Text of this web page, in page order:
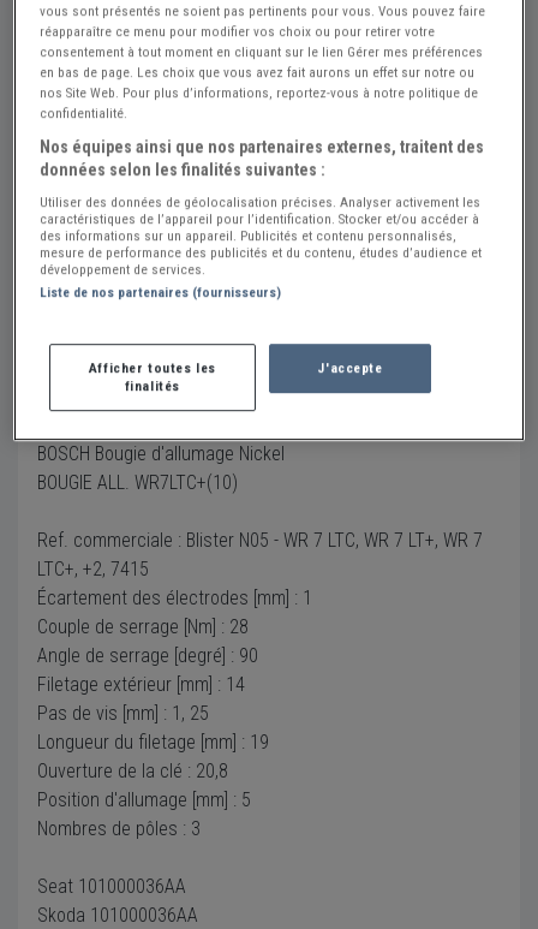
Créer une alerte Pièces VOLKSWAGEN ...
Vendeur Particulier
Eure (27) - AVIRON (27930) Voir sur la carte
Voir le téléphone
Envoyer un email
Description
BOUGIE BOSCH 0 242 235 664 WR7LTC+
BOSCH Bougie d'allumage Nickel
BOUGIE ALL. WR7LTC+(10)
Ref. commerciale : Blister N05 - WR 7 LTC, WR 7 LT+, WR 7
LTC+, +2, 7415
Écartement des électrodes [mm] : 1
Couple de serrage [Nm] : 28
Angle de serrage [degré] : 90
Filetage extérieur [mm] : 14
Pas de vis [mm] : 1, 25
Longueur du filetage [mm] : 19
Ouverture de la clé : 20,8
Position d'allumage [mm] : 5
Nombres de pôles : 3
Seat 101000036AA
Skoda 101000036AA
vous sont présentés ne soient pas pertinents pour vous. Vous pouvez faire
réapparaître ce menu pour modifier vos choix ou pour retirer votre
consentement à tout moment en cliquant sur le lien Gérer mes préférences
en bas de page. Les choix que vous avez fait aurons un effet sur notre ou
nos Site Web. Pour plus d’informations, reportez-vous à notre politique de
confidentialité.
Nos équipes ainsi que nos partenaires externes, traitent des
données selon les finalités suivantes :
Utiliser des données de géolocalisation précises. Analyser activement les
caractéristiques de l’appareil pour l’identification. Stocker et/ou accéder à
des informations sur un appareil. Publicités et contenu personnalisés,
mesure de performance des publicités et du contenu, études d’audience et
développement de services.
Liste de nos partenaires (fournisseurs)
Afficher toutes les
finalités
J'accepte